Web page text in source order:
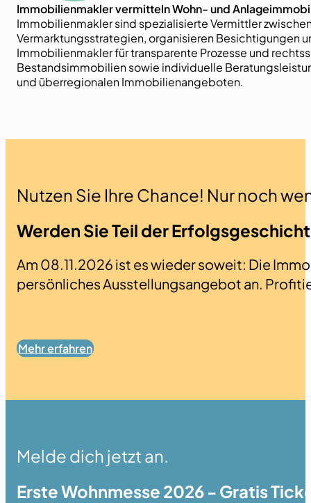
Immobilienmakler vermitteln Wohn- und
Immobilienmakler sind spezialisierte Vermittler
Vermarktungsstrategien, organisieren Besichtigungen
Immobilienmakler für transparente Prozesse und
Bestandsimmobilien sowie individuelle
und überregionalen Immobilienangeboten.
Nutzen Sie Ihre Chance! Nur noch
Werden Sie Teil der
Am 08.11.2026 ist es wieder soweit: Die
persönliches Ausstellungsangebot an.
Mehr erfahren
Melde dich jetzt an.
Erste Wohnmesse 2026 - Gratis